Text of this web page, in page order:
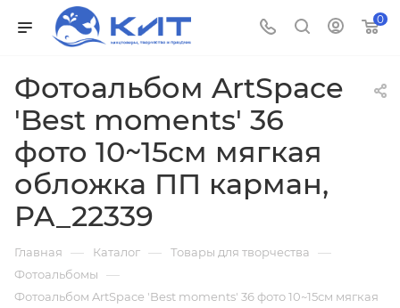
0
Фотоальбом ArtSpace
'Best moments' 36
фото 10~15см мягкая
обложка ПП карман,
PA_22339
Главная — Каталог — Товары для творчества —
Фотоальбомы —
Фотоальбом ArtSpace 'Best moments' 36 фото 10~15см мягкая